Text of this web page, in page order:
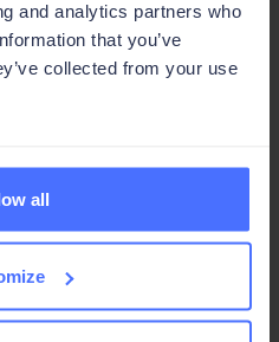
and analytics partners who
that you’ve
collected from your use
all
und Problem-
sind stets